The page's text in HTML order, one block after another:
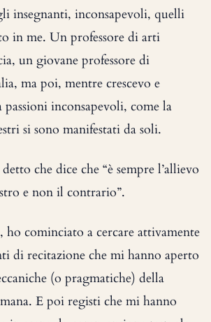
insegnanti, inconsapevoli, quelli
in me. Un professore di arti
un giovane professore di
ma poi, mentre crescevo e
inconsapevoli, come la
si sono manifestati da soli.
che dice che “è sempre l’allievo
e non il contrario”.
ho cominciato a cercare attivamente
di recitazione che mi hanno aperto
(o pragmatiche) della
E poi registi che mi hanno